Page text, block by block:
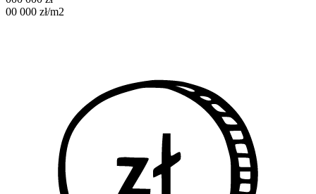
00 000 zł/m2